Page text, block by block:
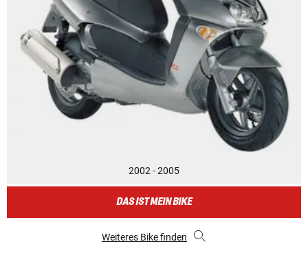
2002 - 2005
DAS IST MEIN BIKE
Weiteres Bike finden